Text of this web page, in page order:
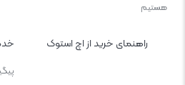
هستیم
راهنمای خرید از اچ استوک